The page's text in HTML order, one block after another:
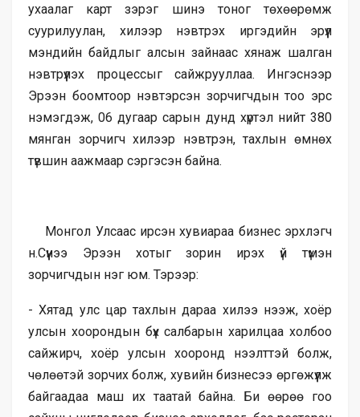
ухаалаг карт зэрэг шинэ тоног төхөөрөмж
суурилуулан, хилээр нэвтрэх иргэдийн эрүүл
мэндийн байдлыг алсын зайнаас хянаж шалган
нэвтрүүлэх процессыг сайжрууллаа. Ингэснээр
Эрээн боомтоор нэвтэрсэн зорчигчдын тоо эрс
нэмэгдэж, 06 дугаар сарын дунд хүртэл нийт 380
мянган зорчигч хилээр нэвтрэн, тахлын өмнөх
түвшин аажмаар сэргэсэн байна.
Монгол Улсаас ирсэн хувиараа бизнес эрхлэгч
н.Сүүнээ Эрээн хотыг зорин ирэх үй түмэн
зорчигчдын нэг юм. Тэрээр:
- Хятад улс цар тахлын дараа хилээ нээж, хоёр
улсын хоорондын бүх салбарын харилцаа холбоо
сайжирч, хоёр улсын хооронд нээлттэй болж,
чөлөөтэй зорчих болж, хувийн бизнесээ өргөжүүлж
байгаадаа маш их таатай байна. Би өөрөө гоо